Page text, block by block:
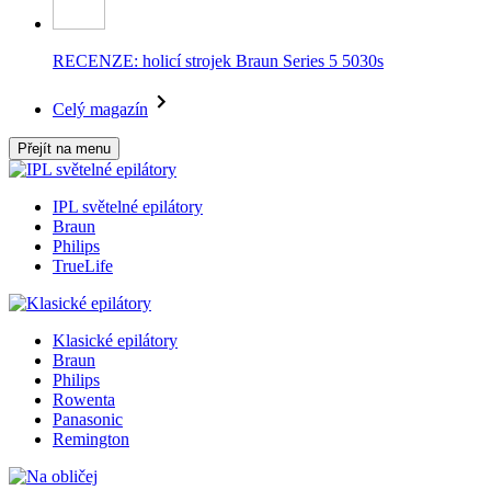
RECENZE: holicí strojek Braun Series 5 5030s
Celý magazín
Přejít na menu
IPL světelné epilátory
Braun
Philips
TrueLife
Klasické epilátory
Braun
Philips
Rowenta
Panasonic
Remington